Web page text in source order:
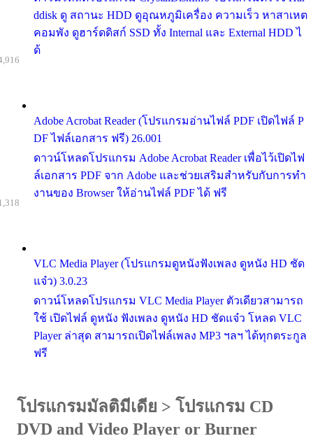
ddisk ดู สถานะ HDD ดูอุณหภูมิเครื่อง ความเร็ว หาสาเหต
คอมพัง ดูฮาร์ดดิสก์ SSD ทั้ง Internal และ External HDD ไ
ด้
Adobe Acrobat Reader (โปรแกรมอ่านไฟล์ PDF เปิดไฟล์ P
DF ไฟล์เอกสาร ฟรี) 26.001
ดาวน์โหลดโปรแกรม Adobe Acrobat Reader เพื่อไว้เปิดไฟ
ล์เอกสาร PDF จาก Adobe และช่วยเสริมสำหรับกับการทำ
งานของ Browser ให้อ่านไฟล์ PDF ได้ ฟรี
VLC Media Player (โปรแกรมดูหนังฟังเพลง ดูหนัง HD ชัด
แจ๋ว) 3.0.23
ดาวน์โหลดโปรแกรม VLC Media Player ตัวเดียวสามารถ
ใช้ เปิดไฟล์ ดูหนัง ฟังเพลง ดูหนัง HD ชัดแจ๋ว โหลด VLC
Player ล่าสุด สามารถเปิดไฟล์เพลง MP3 ฯลฯ ได้ทุกตระกูล
ฟรี
โปรแกรมมัลติมีเดีย > โปรแกรม CD
DVD and Video Player or Burner